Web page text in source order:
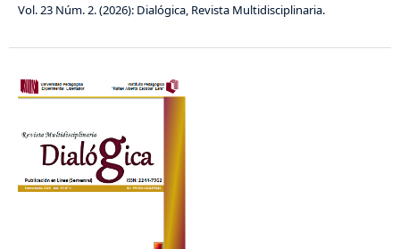
Vol. 23 Núm. 2. (2026): Dialógica, Revista Multidisciplinaria.